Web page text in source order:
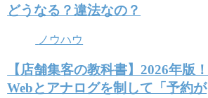
どうなる？違法なの？
ノウハウ
【店舗集客の教科書】2026年版！
Webとアナログを制して「予約が